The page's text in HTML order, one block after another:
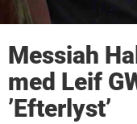
Messiah
med Leif
’Efterlyst’